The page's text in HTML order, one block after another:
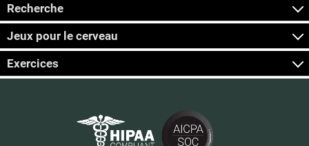
Recherche
Jeux pour le cerveau
Exercices